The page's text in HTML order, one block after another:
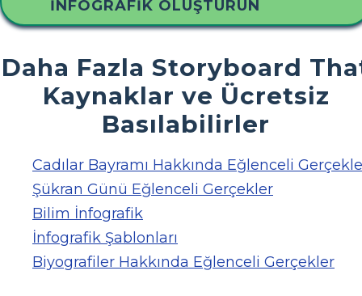
İNFOGRAFIK OLUŞTURUN
Daha Fazla Storyboard
Kaynaklar ve Ücretsiz
Basılabilirler
Cadılar Bayramı Hakkında Eğlenceli
Şükran Günü Eğlenceli Gerçekler
Bilim İnfografik
İnfografik Şablonları
Biyografiler Hakkında Eğlenceli Gerçekler